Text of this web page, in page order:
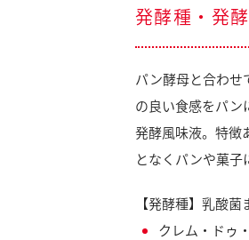
発酵種・発
パン酵母と合わせ
の良い食感をパン
発酵風味液。特徴
となくパンや菓子
【発酵種】乳酸
クレム・ドゥ